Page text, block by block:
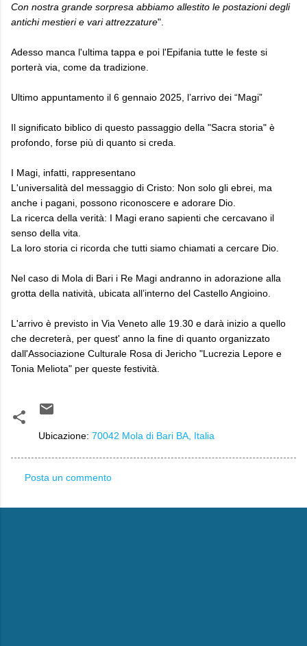
Con nostra grande sorpresa abbiamo allestito le postazioni degli
antichi mestieri e vari attrezzature".
Adesso manca l'ultima tappa e poi l'Epifania tutte le feste si
porterà via, come da tradizione.
Ultimo appuntamento il 6 gennaio 2025, l’arrivo dei “Magi”
Il significato biblico di questo passaggio della "Sacra storia" è
profondo, forse più di quanto si creda.
I Magi, infatti, rappresentano
L'universalità del messaggio di Cristo: Non solo gli ebrei, ma
anche i pagani, possono riconoscere e adorare Dio.
La ricerca della verità: I Magi erano sapienti che cercavano il
senso della vita.
La loro storia ci ricorda che tutti siamo chiamati a cercare Dio.
Nel caso di Mola di Bari i Re Magi andranno in adorazione alla
grotta della natività, ubicata all’interno del Castello Angioino.
L'arrivo è previsto in Via Veneto alle 19.30 e darà inizio a quello
che decreterà, per quest' anno la fine di quanto organizzato
dall'Associazione Culturale Rosa di Jericho "Lucrezia Lepore e
Tonia Meliota" per queste festività.
Ubicazione: 70042 Mola di Bari BA, Italia
o
Posta un commento